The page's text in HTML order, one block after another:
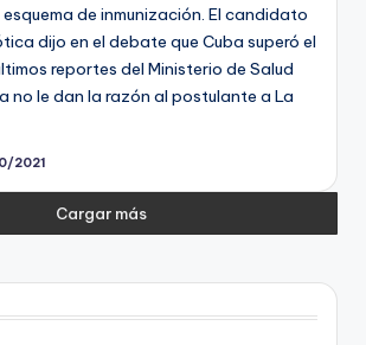
de inmunización. El candidato
dijo en el debate que Cuba superó el
reportes del Ministerio de Salud
no le dan la razón al postulante a La
2021
Cargar más